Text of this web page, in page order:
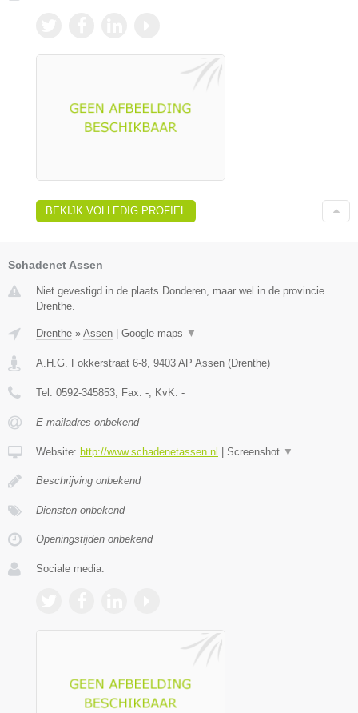
BEKIJK VOLLEDIG PROFIEL
Schadenet Assen
Niet gevestigd in de plaats Donderen, maar wel in de provincie
Drenthe.
Drenthe » Assen Google maps ▼
A.H.G. Fokkerstraat 6-8, 9403 AP Assen (Drenthe)
Tel: 0592-345853, Fax: -, KvK: -
E-mailadres onbekend
Website: http://www.schadenetassen.nl Screenshot ▼
Beschrijving onbekend
Diensten onbekend
Openingstijden onbekend
Sociale media: